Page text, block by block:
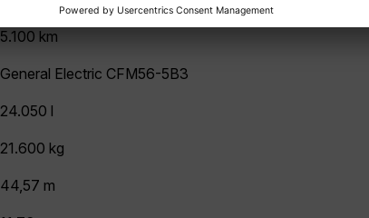
5.100 km
General Electric CFM56-5B3
24.050 l
21.600 kg
44,57 m